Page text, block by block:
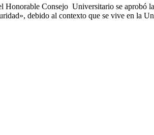
Consejo Universitario se aprobó la
debido al contexto que se vive en la